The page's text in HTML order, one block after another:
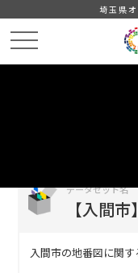
埼玉県
データセット名
【入間
入間市の地番図に関す